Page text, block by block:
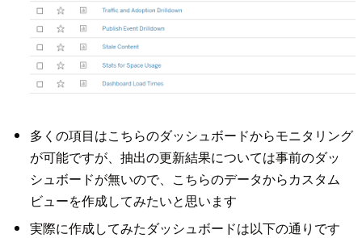
多くの項目はこちらのダッシュボードからモニタリング
が可能ですが、抽出の更新結果については事前のダッ
シュボードが無いので、こちらのデータからカスタム
ビューを作成してみたいと思います
実際に作成してみたダッシュボードは以下の通りです